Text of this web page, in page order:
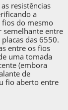
resistências
a
fios do mesmo
entre
das 6550.
entre os fios
uma tomada
(embora
de
fio aberto entre